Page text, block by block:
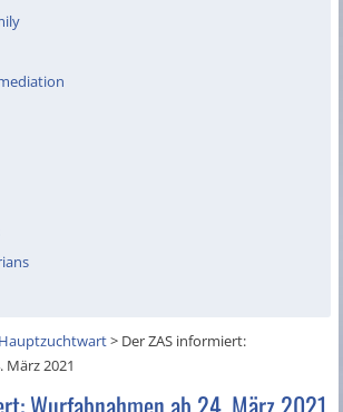
Hauptzuchtwart> Der ZAS informiert:
2021